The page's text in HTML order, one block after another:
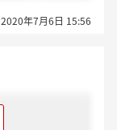
2020年7月6日 15:56